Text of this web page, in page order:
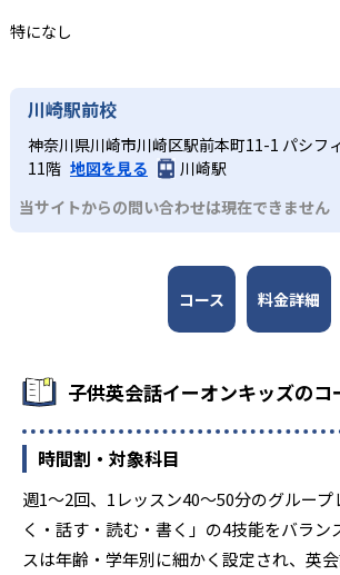
高校受験に向けた英語学力を強化したい場
しやすい。
特になし
川崎駅前校
神奈川県川崎市川崎区駅前本町11-1 パシフ
11階 地図を見る
川崎駅
当サイトからの問い合わせは現在できません
コース 料金詳細
子供英会話イーオンキッズのコ
時間割・対象科目
週1～2回、1レッスン40～50分のグルー
く・話す・読む・書く」の4技能をバラン
スは年齢・学年別に細かく設定され、英